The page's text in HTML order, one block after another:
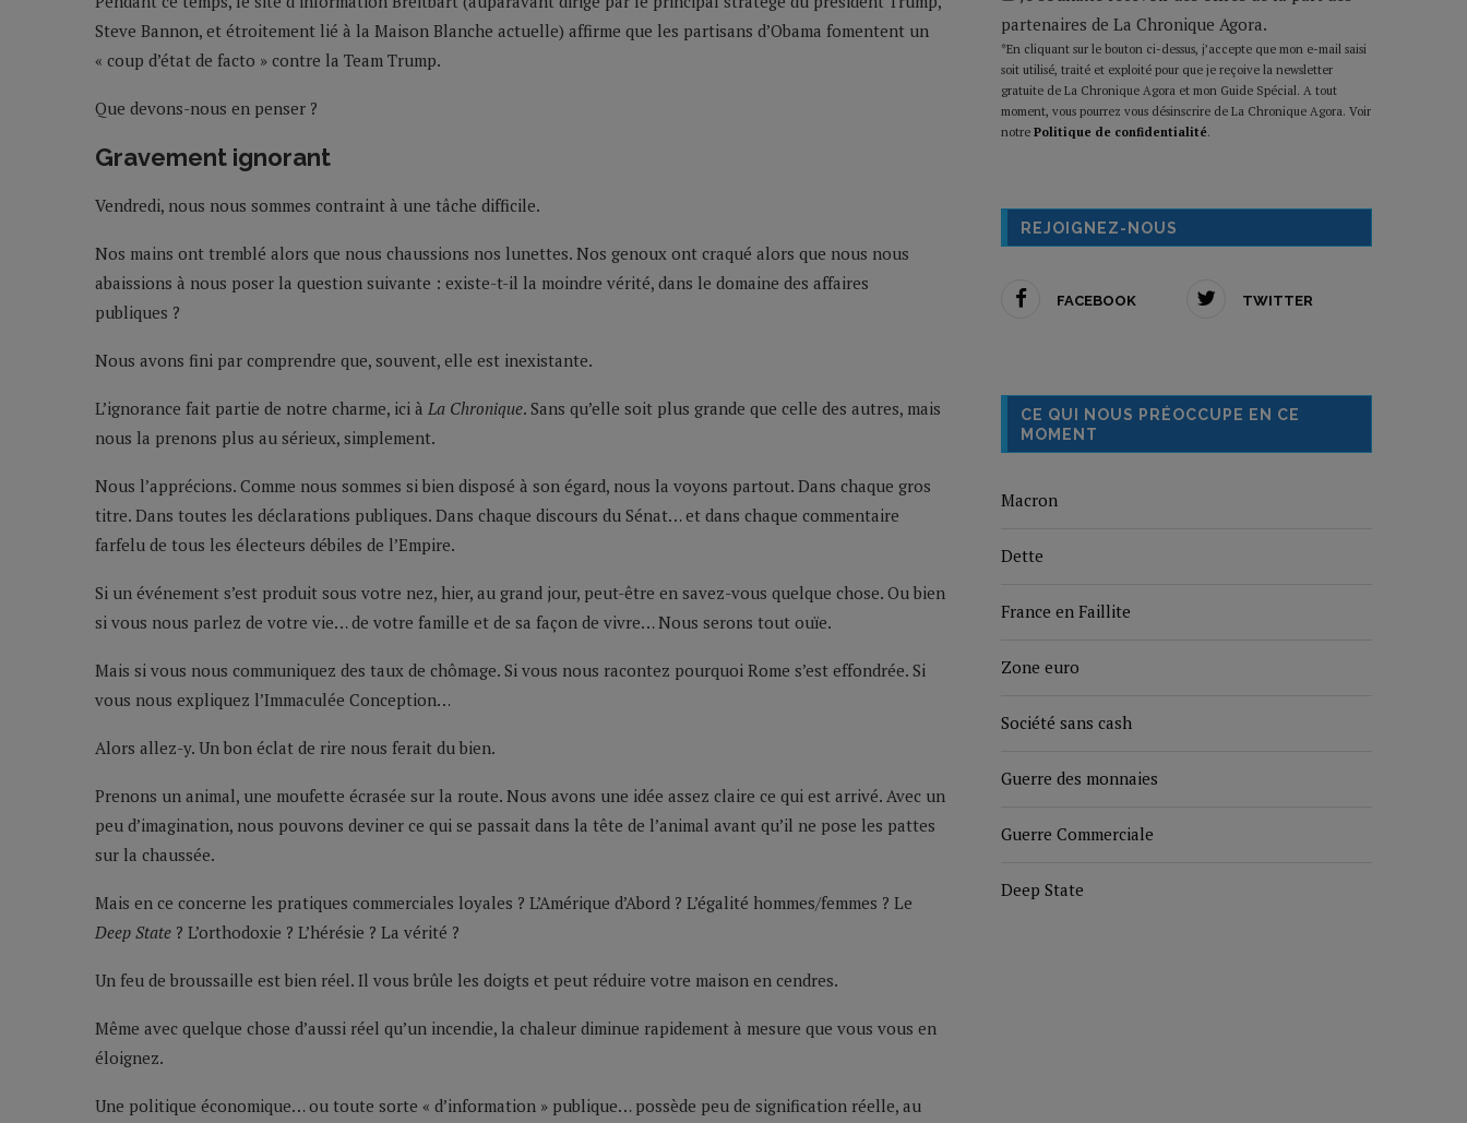
Steve Bannon, et étroitement lié à la Maison Blanche actuelle) affirme que les partisans d’Obama fomentent un
« coup d’état de facto » contre la Team Trump.
Que devons-nous en penser ?
Gravement ignorant
Vendredi, nous nous sommes contraint à une tâche difficile.
Nos mains ont tremblé alors que nous chaussions nos lunettes. Nos genoux ont craqué alors que nous nous
abaissions à nous poser la question suivante : existe-t-il la moindre vérité, dans le domaine des affaires
publiques ?
Nous avons fini par comprendre que, souvent, elle est inexistante.
L’ignorance fait partie de notre charme, ici à La Chronique. Sans qu’elle soit plus grande que celle des autres, mais
nous la prenons plus au sérieux, simplement.
Nous l’apprécions. Comme nous sommes si bien disposé à son égard, nous la voyons partout. Dans chaque gros
titre. Dans toutes les déclarations publiques. Dans chaque discours du Sénat… et dans chaque commentaire
farfelu de tous les électeurs débiles de l’Empire.
Si un événement s’est produit sous votre nez, hier, au grand jour, peut-être en savez-vous quelque chose. Ou bien
si vous nous parlez de votre vie… de votre famille et de sa façon de vivre… Nous serons tout ouïe.
Mais si vous nous communiquez des taux de chômage. Si vous nous racontez pourquoi Rome s’est effondrée. Si
vous nous expliquez l’Immaculée Conception…
Alors allez-y. Un bon éclat de rire nous ferait du bien.
Prenons un animal, une moufette écrasée sur la route. Nous avons une idée assez claire ce qui est arrivé. Avec un
peu d’imagination, nous pouvons deviner ce qui se passait dans la tête de l’animal avant qu’il ne pose les pattes
sur la chaussée.
Mais en ce concerne les pratiques commerciales loyales ? L’Amérique d’Abord ? L’égalité hommes/femmes ? Le
Deep State ? L’orthodoxie ? L’hérésie ? La vérité ?
Un feu de broussaille est bien réel. Il vous brûle les doigts et peut réduire votre maison en cendres.
Même avec quelque chose d’aussi réel qu’un incendie, la chaleur diminue rapidement à mesure que vous vous en
éloignez.
Une politique économique… ou toute sorte « d’information » publique… possède peu de signification réelle, au
partenaires de La Chronique Agora.
*En cliquant sur le bouton ci-dessus, j’accepte que mon e-mail saisi
soit utilisé, traité et exploité pour que je reçoive la newsletter
gratuite de La Chronique Agora et mon Guide Spécial. A tout
moment, vous pourrez vous désinscrire de La Chronique Agora. Voir
notre Politique de confidentialité.
REJOIGNEZ-NOUS
FACEBOOK TWITTER
CE QUI NOUS PRÉOCCUPE EN CE
MOMENT
Macron
Dette
France en Faillite
Zone euro
Société sans cash
Guerre des monnaies
Guerre Commerciale
Deep State